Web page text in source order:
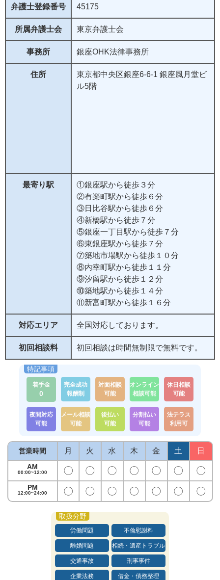
弁護士登録番号 45175
所属弁護士会 東京弁護士会
事務所 銀座OHK法律事務所
住所
東京都中央区銀座6-6-1 銀座風月堂ビ
ル5階
最寄り駅
①銀座駅から徒歩３分
②有楽町駅から徒歩６分
③日比谷駅から徒歩６分
④新橋駅から徒歩７分
⑤銀座一丁目駅から徒歩７分
⑥東銀座駅から徒歩７分
⑦築地市場駅から徒歩１０分
⑧内幸町駅から徒歩１１分
⑨汐留駅から徒歩１２分
⑩築地駅から徒歩１４分
⑪新富町駅から徒歩１６分
対応エリア 全国対応しております。
初回相談料 初回相談は時間無制限で無料です。
着手金
0
完全成功
報酬制
対面相談
可能
オンライン
相談可能
休日相談
可能
夜間対応
可能
メール相談
可能
後払い
可能
分割払い
可能
法テラス
利用可
営業時間 月 火 水 木 金 土 日
AM
00:00~12:00 〇 〇 〇 〇 〇 〇 〇
PM
12:00~24:00 〇 〇 〇 〇 〇 〇 〇
労働問題 不倫慰謝料
離婚問題 相続・遺産トラブル
交通事故 刑事事件
企業法務 借金・債務整理